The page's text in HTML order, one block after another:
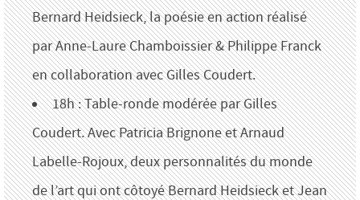
Bernard Heidsieck, la poésie en action réalisé
par Anne-Laure Chamboissier & Philippe Franck
en collaboration avec Gilles Coudert.
18h : Table-ronde modérée par Gilles
Coudert. Avec Patricia Brignone et Arnaud
Labelle-Rojoux, deux personnalités du monde
de l’art qui ont côtoyé Bernard Heidsieck et Jean